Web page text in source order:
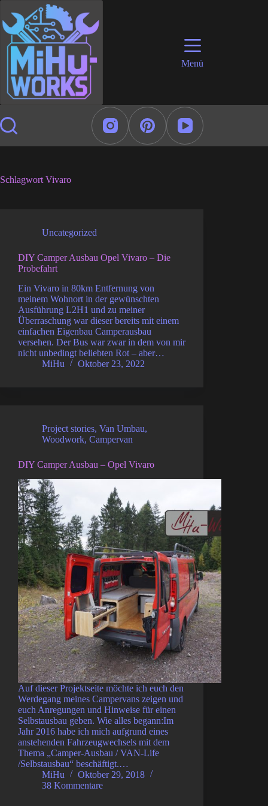
Inhalt
springen
Menü
Schlagwort Vivaro
Uncategorized
DIY Camper Ausbau Opel Vivaro – Die
Probefahrt
Ein Vivaro in 80km Entfernung von
meinem Wohnort in der gewünschten
Ausführung L2H1 und zu meiner
Überraschung war dieser bereits mit einem
einfachen Eigenbau Camperausbau
versehen. Der Bus war zwar in dem von mir
nicht unbedingt beliebten Rot – aber…
MiHu
Oktober 23, 2022
Project stories, Van Umbau,
Woodwork, Campervan
DIY Camper Ausbau – Opel Vivaro
Auf dieser Projektseite möchte ich euch den
Werdegang meines Campervans zeigen und
euch Anregungen und Hinweise für einen
Selbstausbau geben. Wie alles begann:Im
Jahr 2016 habe ich mich aufgrund eines
anstehenden Fahrzeugwechsels mit dem
Thema „Camper-Ausbau / VAN-Life
/Selbstausbau“ beschäftigt.…
MiHu
Oktober 29, 2018
38 Kommentare